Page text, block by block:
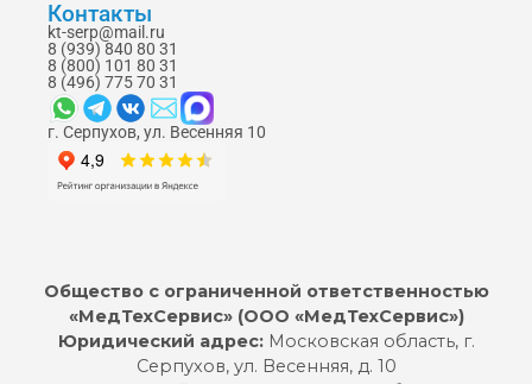
Контакты
kt-serp@mail.ru
8 (939) 840 80 31
8 (800) 101 80 31
8 (496) 775 70 31
г. Серпухов, ул. Весенняя 10
Общество с ограниченной ответственностью
«МедТехСервис» (ООО «МедТехСервис»)
Юридический адрес: Московская область, г.
Серпухов, ул. Весенняя, д. 10